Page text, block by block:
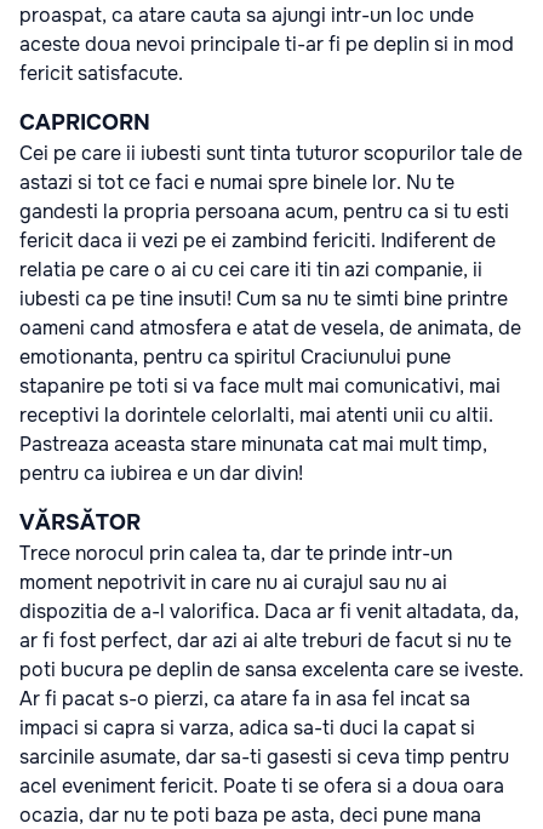
proaspat, ca atare cauta sa ajungi intr-un loc unde
aceste doua nevoi principale ti-ar fi pe deplin si in mod
fericit satisfacute.
CAPRICORN
Cei pe care ii iubesti sunt tinta tuturor scopurilor tale de
astazi si tot ce faci e numai spre binele lor. Nu te
gandesti la propria persoana acum, pentru ca si tu esti
fericit daca ii vezi pe ei zambind fericiti. Indiferent de
relatia pe care o ai cu cei care iti tin azi companie, ii
iubesti ca pe tine insuti! Cum sa nu te simti bine printre
oameni cand atmosfera e atat de vesela, de animata, de
emotionanta, pentru ca spiritul Craciunului pune
stapanire pe toti si va face mult mai comunicativi, mai
receptivi la dorintele celorlalti, mai atenti unii cu altii.
Pastreaza aceasta stare minunata cat mai mult timp,
pentru ca iubirea e un dar divin!
VĂRSĂTOR
Trece norocul prin calea ta, dar te prinde intr-un
moment nepotrivit in care nu ai curajul sau nu ai
dispozitia de a-l valorifica. Daca ar fi venit altadata, da,
ar fi fost perfect, dar azi ai alte treburi de facut si nu te
poti bucura pe deplin de sansa excelenta care se iveste.
Ar fi pacat s-o pierzi, ca atare fa in asa fel incat sa
impaci si capra si varza, adica sa-ti duci la capat si
sarcinile asumate, dar sa-ti gasesti si ceva timp pentru
acel eveniment fericit. Poate ti se ofera si a doua oara
ocazia, dar nu te poti baza pe asta, deci pune mana